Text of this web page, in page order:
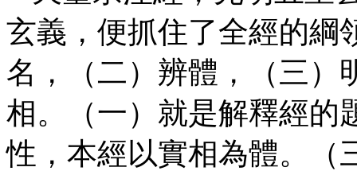
玄義，便抓住了全經的綱
名，（二）辨體，（三）
相。（一）就是解釋經的
性，本經以實相為體。（